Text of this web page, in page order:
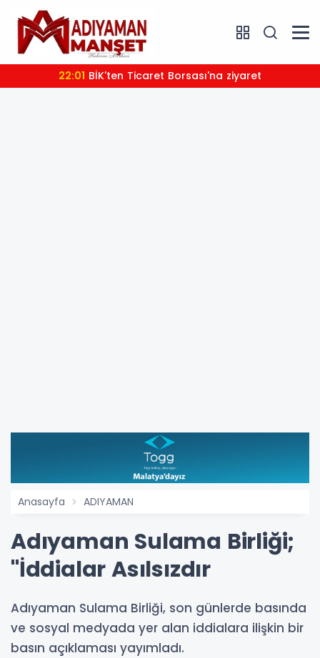
22:01 BİK'ten Ticaret Borsası'na ziyaret
Anasayfa ADIYAMAN
Adıyaman Sulama Birliği;
"İddialar Asılsızdır
Adıyaman Sulama Birliği, son günlerde basında
ve sosyal medyada yer alan iddialara ilişkin bir
basın açıklaması yayımladı.